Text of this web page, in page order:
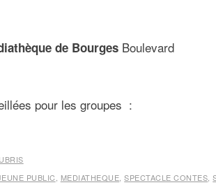
de Bourges Boulevard
pour les groupes :
PUBLIC MEDIATHEQUE ,SPECTACLE CONTES ,